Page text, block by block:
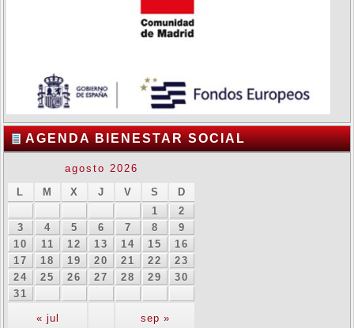
AGENDA BIENESTAR SOCIAL
agosto 2026
L
M X J V S D
« jul sep »
1
2
3
4 5 6 7 8
9
10
11 12 13 14 15
16
17
18 19 20 21 22
23
24
25 26 27 28 29
30
31